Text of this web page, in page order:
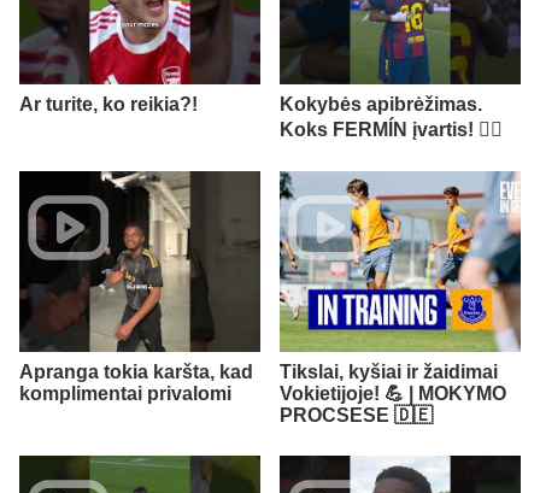
Ar turite, ko reikia?!
Kokybės apibrėžimas.
Koks FERMÍN įvartis! 😮‍💨
Apranga tokia karšta, kad
komplimentai privalomi
Tikslai, kyšiai ir žaidimai
Vokietijoje! 💪 | MOKYMO
PROCSESE 🇩🇪